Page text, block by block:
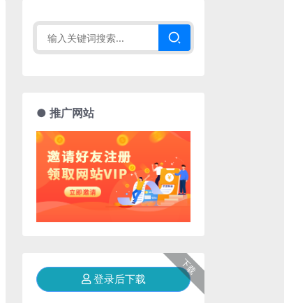
● 推广网站
下载
登录后下载